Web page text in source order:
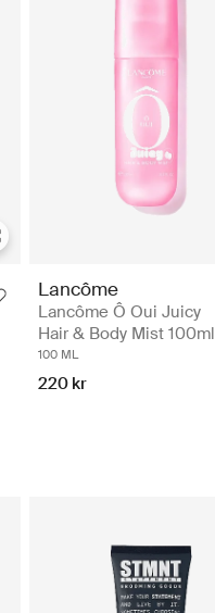
Lancôme
Lancôme Ô Oui Juicy
Hair & Body Mist 100ml
100 ML
220 kr